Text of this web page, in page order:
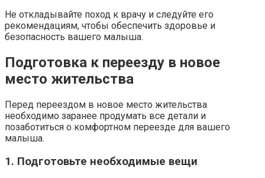
Не откладывайте поход к врачу и следуйте его
рекомендациям, чтобы обеспечить здоровье и
безопасность вашего малыша.
Подготовка к переезду в новое
место жительства
Перед переездом в новое место жительства
необходимо заранее продумать все детали и
позаботиться о комфортном переезде для вашего
малыша.
1. Подготовьте необходимые вещи